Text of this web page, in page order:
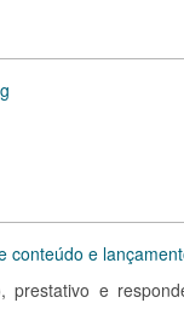
conteúdo e
prestativo e